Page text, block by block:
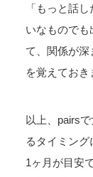
「もっと話
いなもので
て、関係が深
を覚えておき
以上、pairs
るタイミン
1ヶ月が目安